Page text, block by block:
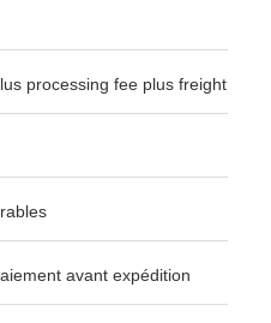
processing fee plus freight
avant expédition